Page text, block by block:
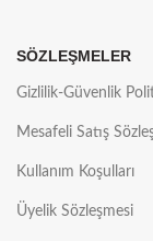
SÖZLEŞMELER
Gizlilik-Güvenlik
Mesafeli Satış
Kullanım Koşulları
Üyelik Sözleşmesi